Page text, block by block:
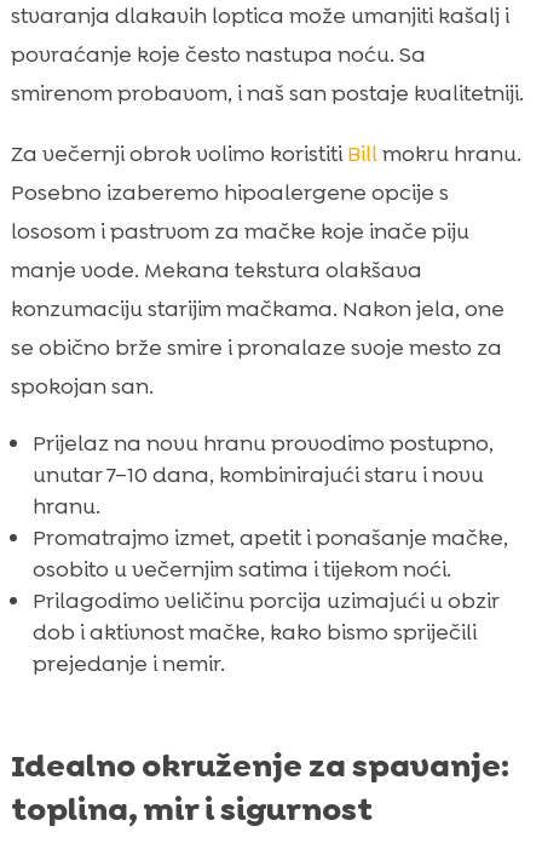
stvaranja dlakavih loptica može umanjiti kašalj i
povraćanje koje često nastupa noću. Sa
smirenom probavom, i naš san postaje kvalitetniji.
Za večernji obrok volimo koristitiBillmokru hranu.
Posebno izaberemo hipoalergene opcije s
lososom i pastrvom za mačke koje inače piju
manje vode. Mekana tekstura olakšava
konzumaciju starijim mačkama. Nakon jela, one
se obično brže smire i pronalaze svoje mesto za
spokojan san.
Prijelaz na novu hranu provodimo postupno,
unutar 7–10 dana, kombinirajući staru i novu
hranu.
Promatrajmo izmet, apetit i ponašanje mačke,
osobito u večernjim satima i tijekom noći.
Prilagodimo veličinu porcija uzimajući u obzir
dob i aktivnost mačke, kako bismo spriječili
prejedanje i nemir.
Idealno okruženje za spavanje:
toplina, mir i sigurnost